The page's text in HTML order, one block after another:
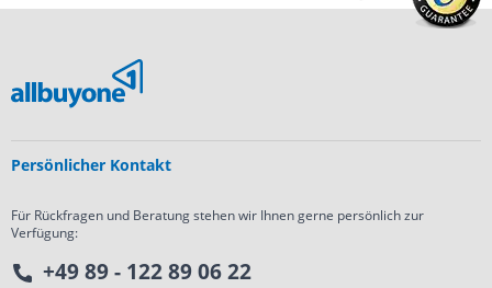
Persönlicher Kontakt
Für Rückfragen und Beratung stehen wir Ihnen gerne persönlich zur
Verfügung:
+49 89 - 122 89 06 22